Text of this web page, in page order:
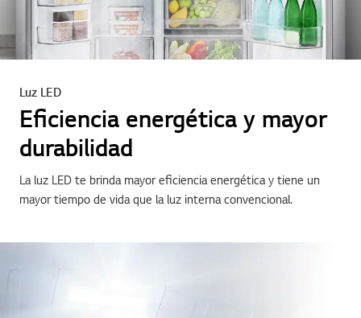
Luz LED
Eficiencia energética y mayor
durabilidad
La luz LED te brinda mayor eficiencia energética y tiene un
mayor tiempo de vida que la luz interna convencional.